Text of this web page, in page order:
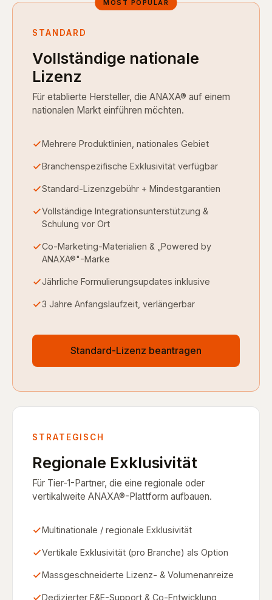
STANDARD
Vollständige nationale
Lizenz
Für etablierte Hersteller, die ANAXA® auf einem
nationalen Markt einführen möchten.
Mehrere Produktlinien, nationales Gebiet
Branchenspezifische Exklusivität verfügbar
Standard-Lizenzgebühr + Mindestgarantien
Vollständige Integrationsunterstützung &
Schulung vor Ort
Co-Marketing-Materialien & „Powered by
ANAXA®"-Marke
Jährliche Formulierungsupdates inklusive
3 Jahre Anfangslaufzeit, verlängerbar
Standard-Lizenz beantragen
STRATEGISCH
Regionale Exklusivität
Für Tier-1-Partner, die eine regionale oder
vertikalweite ANAXA®-Plattform aufbauen.
Multinationale / regionale Exklusivität
Vertikale Exklusivität (pro Branche) als Option
Massgeschneiderte Lizenz- & Volumenanreize
Dedizierter F&E-Support & Co-Entwicklung